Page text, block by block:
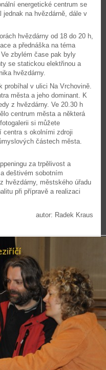
energetické centrum se
jednak na hvězdárně, dále v
hvězdárny od 18 do 20 h,
a přednáška na téma
zbylém čase pak byly
se statickou elektřinou a
hvězdárny.
probíhal v ulici Na Vrchovině.
města a jeho dominant. K
z hvězdárny. Ve 20.30 h
centrum města a některá
si můžete
centra s okolními zdroji
částech města.
za trpělivost a
deštivém sobotním
hvězdárny, městského úřadu
při přípravě a realizaci
autor: Radek Kraus